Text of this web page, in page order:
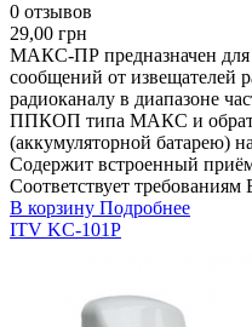
0 отзывов
29,00 грн
МАКС-ПР предназначен для
сообщений от извещателей
радиоканалу в диапазоне
ППКОП типа МАКС и
(аккумуляторной батарею)
Содержит встроенный
Соответствует
В корзину Подробнее
ITV KC-101P